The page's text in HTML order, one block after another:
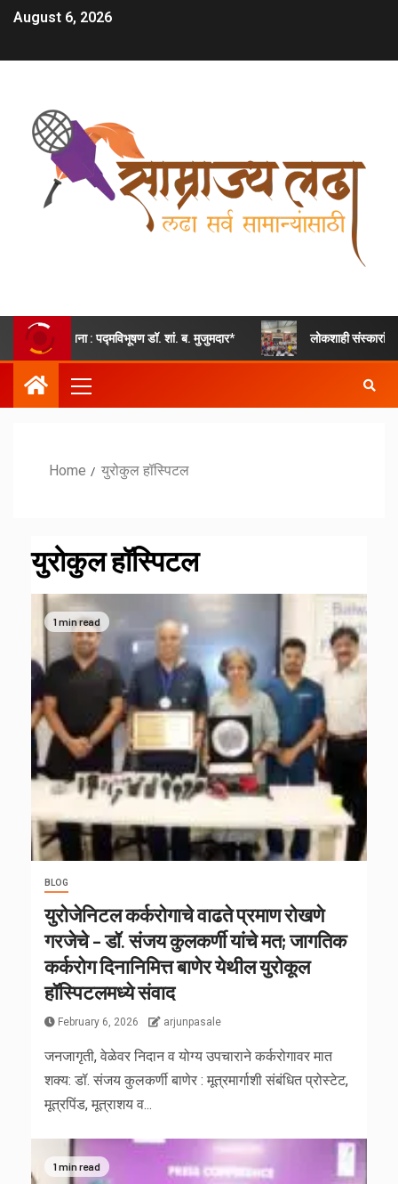
August 6, 2026
: पद्मविभूषण डॉ. शां. ब. मुजुमदार* लोकशाही संस्कारांचा अनोखा
Home युरोकुल हॉस्पिटल
युरोकुल हॉस्पिटल
1 min read
BLOG
युरोजेनिटल कर्करोगाचे वाढते प्रमाण रोखणे
गरजेचे – डॉ. संजय कुलकर्णी यांचे मत; जागतिक
कर्करोग दिनानिमित्त बाणेर येथील युरोकूल
हॉस्पिटलमध्ये संवाद
February 6, 2026 arjunpasale
जनजागृती, वेळेवर निदान व योग्य उपचाराने कर्करोगावर मात
शक्य: डॉ. संजय कुलकर्णी बाणेर : मूत्रमार्गाशी संबंधित प्रोस्टेट,
मूत्रपिंड, मूत्राशय व...
1 min read